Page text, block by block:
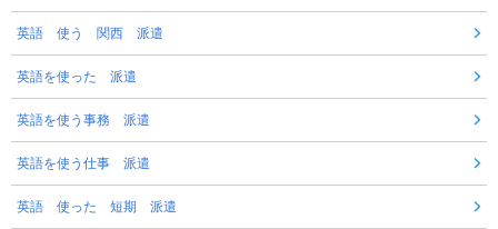
英語 使う 関西 派遣
英語を使った 派遣
英語を使う事務 派遣
英語を使う仕事 派遣
英語 使った 短期 派遣